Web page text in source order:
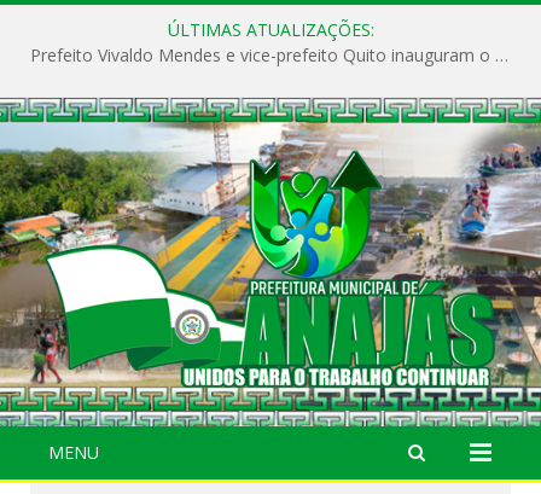
ÚLTIMAS ATUALIZAÇÕES:
Prefeito Vivaldo Mendes e vice-prefeito Quito inauguram o CAPS e fortalecem a saúde pública em Anajás.
MENU